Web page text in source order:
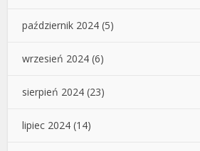
październik 2024 (5)
wrzesień 2024 (6)
sierpień 2024 (23)
lipiec 2024 (14)